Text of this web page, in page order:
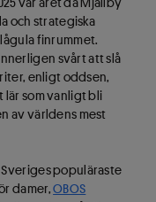
och strategiska
finrummet.
svårt att slå
enligt oddsen,
lär som vanligt bli
av världens mest
populäraste
damer,OBOS